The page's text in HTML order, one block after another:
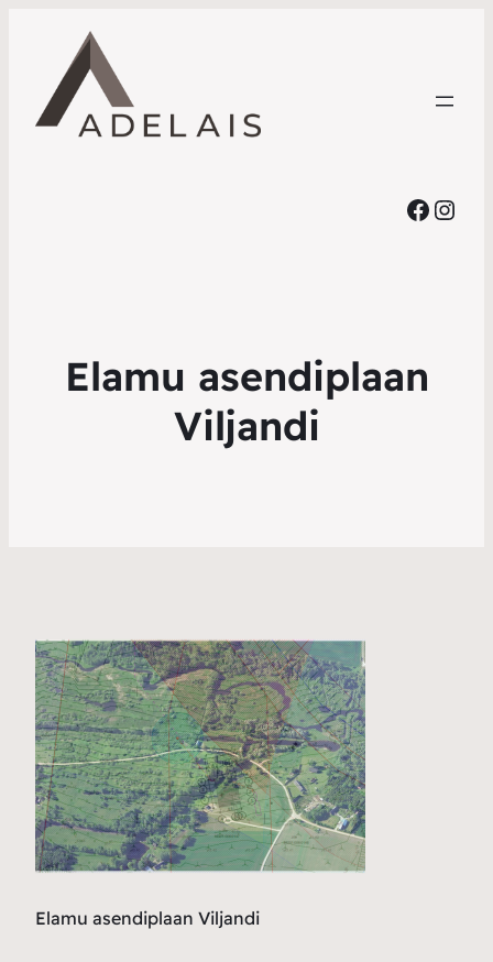
Elamu asendiplaan
Viljandi
Elamu asendiplaan Viljandi